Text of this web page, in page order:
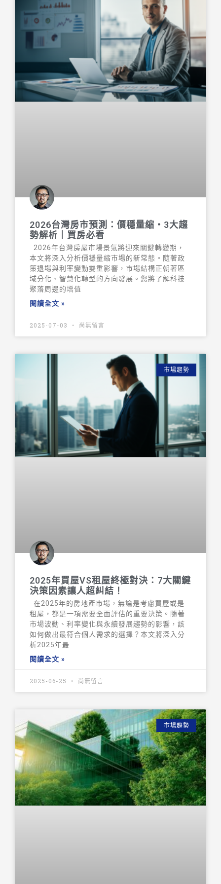
2026台灣房市預測：價穩量縮・3大趨
勢解析｜買房必看
2026年台灣房屋市場景氣將迎來關鍵轉變期，
本文將深入分析價穩量縮市場的新常態。隨著政
策退場與利率變動雙重影響，市場結構正朝著區
域分化、智慧化轉型的方向發展。您將了解科技
聚落周邊的增值
閱讀全文 »
2025-07-03 尚無留言
市場趨勢
2025年買屋VS租屋終極對決：7大關鍵
決策因素讓人超糾結！
在2025年的房地產市場，無論是考慮買屋或是
租屋，都是一項需要全面評估的重要決策。隨著
市場波動、利率變化與永續發展趨勢的影響，該
如何做出最符合個人需求的選擇？本文將深入分
析2025年最
閱讀全文 »
2025-06-25 尚無留言
市場趨勢